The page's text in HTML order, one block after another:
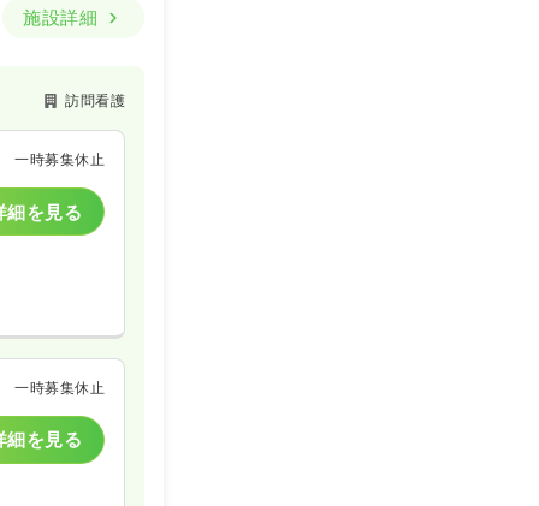
施設詳細
訪問看護
一時募集休止
細を見る
一時募集休止
細を見る